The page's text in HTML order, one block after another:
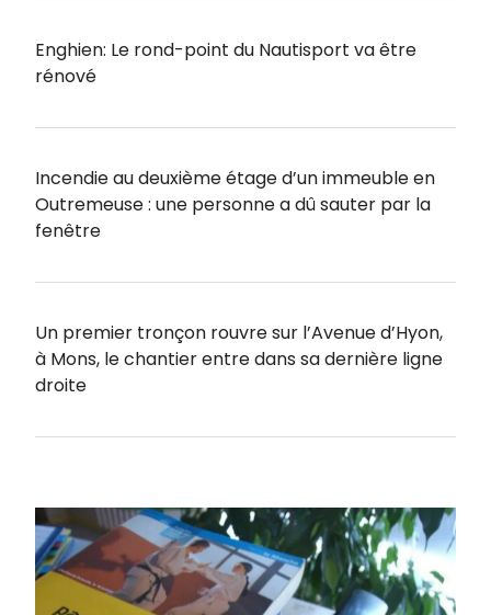
Enghien: Le rond-point du Nautisport va être
rénové
Incendie au deuxième étage d’un immeuble en
Outremeuse : une personne a dû sauter par la
fenêtre
Un premier tronçon rouvre sur l’Avenue d’Hyon,
à Mons, le chantier entre dans sa dernière ligne
droite